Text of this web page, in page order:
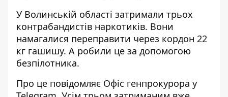
У Волинській області затримали трьох
контрабандистів наркотиків. Вони
намагалися переправити через кордон 22
кг гашишу. А робили це за допомогою
безпілотника.
Про це повідомляє Офіс генпрокурора у